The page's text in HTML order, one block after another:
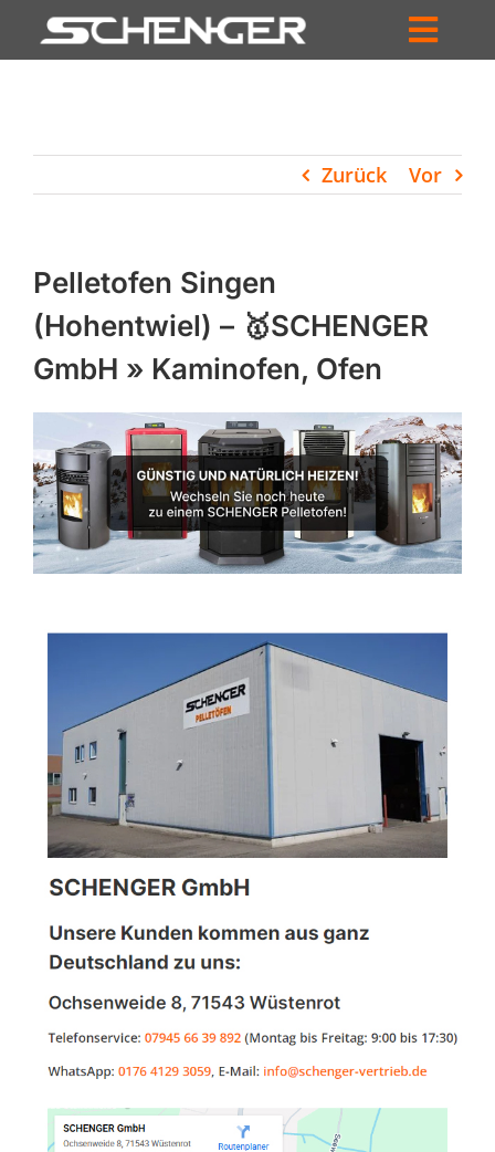
Inhalt
HÄNDLERSUCHE
UNTERNEHMEN
PROFIL
WARENKORB
PRODUCTS
SEARCH
Zurück Vor
Pelletofen Singen
(Hohentwiel) – 🥇SCHENGER
GmbH » Kaminofen, Ofen